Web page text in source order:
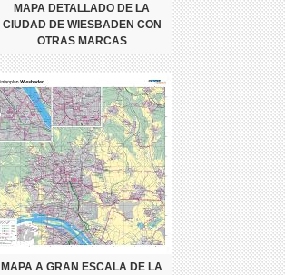
MAPA DETALLADO DE LA
CIUDAD DE WIESBADEN CON
OTRAS MARCAS
MAPA A GRAN ESCALA DE LA